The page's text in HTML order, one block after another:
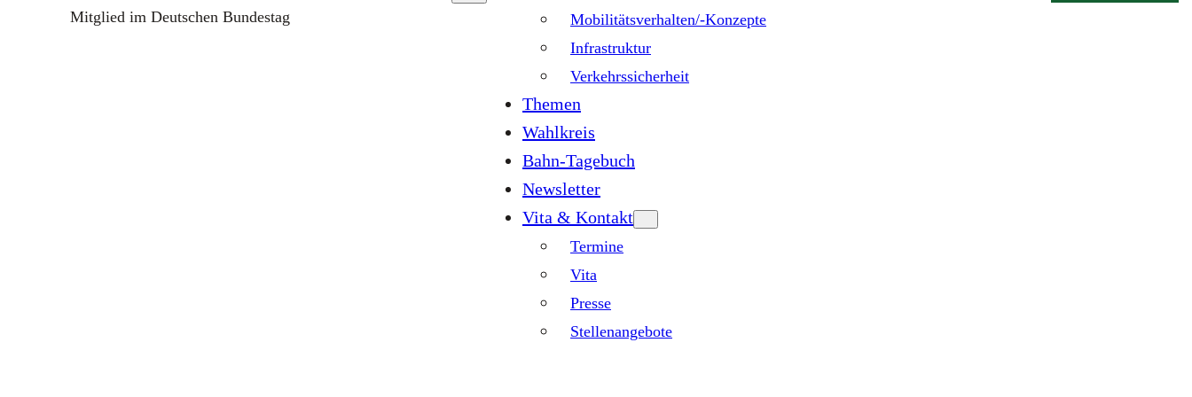
Mitglied im Deutschen Bundestag
Mobilitätsverhalten/-Konzepte
Infrastruktur
Verkehrssicherheit
Themen
Wahlkreis
Bahn-Tagebuch
Newsletter
Vita & Kontakt
Termine
Vita
Presse
Stellenangebote